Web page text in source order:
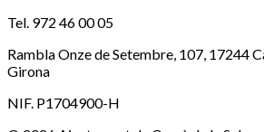
Tel. 972 46 00 05
Rambla Onze de Setembre, 107, 17244
Girona
NIF. P1704900-H